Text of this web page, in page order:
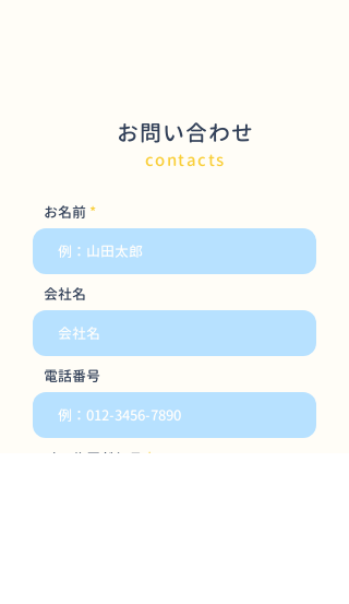
お問い合わせ
contacts
お名前
会社名
電話番号
メールアドレス